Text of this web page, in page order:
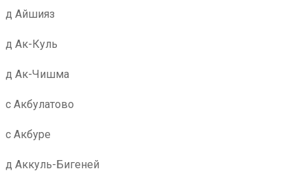
д Айшияз
д Ак-Куль
д Ак-Чишма
с Акбулатово
с Акбуре
д Аккуль-Бигеней